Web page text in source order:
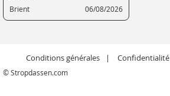
Brient
06/08/2026
Conditions générales Confidentialité
© Stropdassen.com